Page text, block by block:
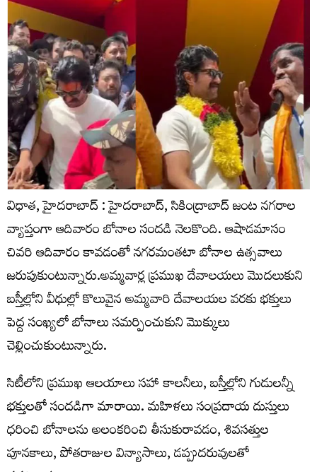
విధాత, హైదరాబాద్ : హైదరాబాద్, సికింద్రాబాద్ జంట నగరాల
వ్యాప్తంగా ఆదివారం బోనాల సందడి నెలకొంది. ఆషాడమాసం
చివరి ఆదివారం కావడంతో నగరమంతటా బోనాల ఉత్సవాలు
జరుపుకుంటున్నారు.అమ్మవార్ల ప్రముఖ దేవాలయలు మొదలుకుని
బస్తీల్లోని వీధుల్లో కొలువైన అమ్మవారి దేవాలయల వరకు భక్తులు
పెద్ద సంఖ్యలో బోనాలు సమర్పించుకుని మొక్కులు
చెల్లించుకుంటున్నారు.
సిటీలోని ప్రముఖ ఆలయాలు సహా కాలనీలు, బస్తీల్లోని గుడులన్నీ
భక్తులతో సందడిగా మారాయి. మహిళలు సంప్రదాయ దుస్తులు
ధరించి బోనాలను అలంకరించి తీసుకురావడం, శివసత్తుల
పూనకాలు, పోతరాజుల విన్యాసాలు, డప్పుదరువులతో